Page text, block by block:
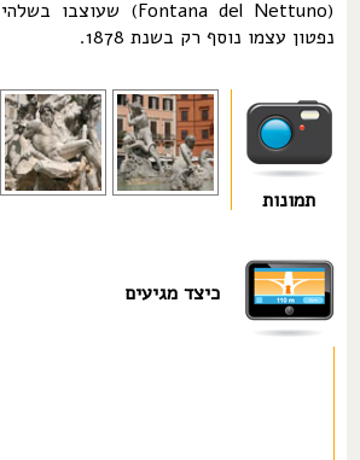
נפטון עצמו נוסף רק בשנת 1878.
תמונות
כיצד מגיעים